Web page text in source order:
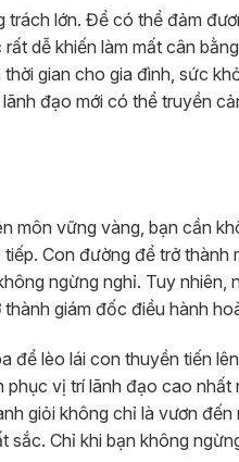
lớn. Để có thể đảm
dễ khiến làm mất cân
gian cho gia đình, sức
đạo mới có thể truyền
môn vững vàng, bạn cần
Con đường để trở thành
ngừng nghỉ. Tuy nhiên,
giám đốc điều hành
để lèo lái con thuyền tiến
vị trí lãnh đạo cao
giỏi không chỉ là vươn
Chỉ khi bạn không